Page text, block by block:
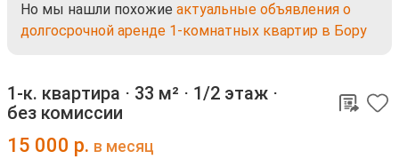
Но мы нашли похожие актуальные объявления о
долгосрочной аренде 1-комнатных квартир в Бору
1-к. квартира ⋅ 33 м² ⋅ 1/2 этаж ⋅
без комиссии
15 000 р. в месяц